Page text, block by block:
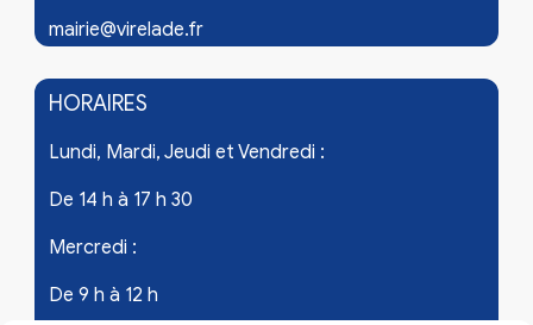
mairie@virelade.fr
HORAIRES
Lundi, Mardi, Jeudi et Vendredi :
De 14 h à 17 h 30
Mercredi :
De 9 h à 12 h